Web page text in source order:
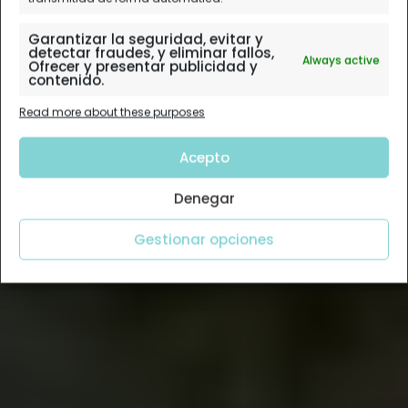
Garantizar la seguridad, evitar y
detectar fraudes, y eliminar fallos,
Ofrecer y presentar publicidad y
contenido.
Always active
Read more about these purposes
Acepto
Denegar
Gestionar opciones